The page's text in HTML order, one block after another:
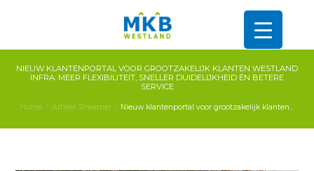
NIEUW KLANTENPORTAL VOOR GROOTZAKELIJK KLANTEN WESTLAND
INFRA: MEER FLEXIBILITEIT, SNELLER DUIDELIJKHEID ÉN BETERE
SERVICE
Home Artikel Streamer Nieuw klantenportal voor grootzakelijk klanten...